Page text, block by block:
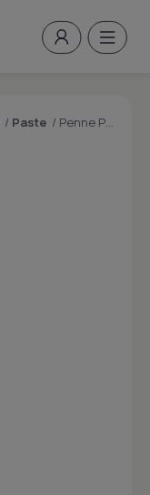
/ Paste / Penne Pesto Pasta